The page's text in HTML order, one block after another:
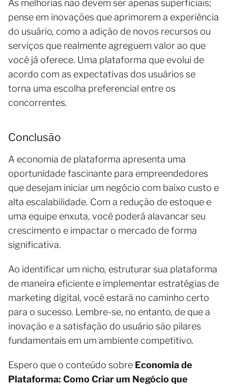
As melhorias não devem ser apenas superficiais;
pense em inovações que aprimorem a experiência
do usuário, como a adição de novos recursos ou
serviços que realmente agreguem valor ao que
você já oferece. Uma plataforma que evolui de
acordo com as expectativas dos usuários se
torna uma escolha preferencial entre os
concorrentes.
Conclusão
A economia de plataforma apresenta uma
oportunidade fascinante para empreendedores
que desejam iniciar um negócio com baixo custo e
alta escalabilidade. Com a redução de estoque e
uma equipe enxuta, você poderá alavancar seu
crescimento e impactar o mercado de forma
significativa.
Ao identificar um nicho, estruturar sua plataforma
de maneira eficiente e implementar estratégias de
marketing digital, você estará no caminho certo
para o sucesso. Lembre-se, no entanto, de que a
inovação e a satisfação do usuário são pilares
fundamentais em um ambiente competitivo.
Espero que o conteúdo sobre Economia de
Plataforma: Como Criar um Negócio que